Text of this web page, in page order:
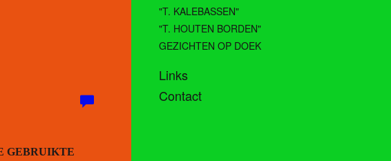
GEBRUIKTE
"T. KALEBASSEN"
"T. HOUTEN BORDEN"
GEZICHTEN OP DOEK
Links
Contact